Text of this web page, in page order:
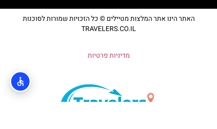
האתר הינו אתר המלצות מטיילים © כל הזכויות שמורות לסוכנות
TRAVELERS.CO.IL
מדיניות פרטיות